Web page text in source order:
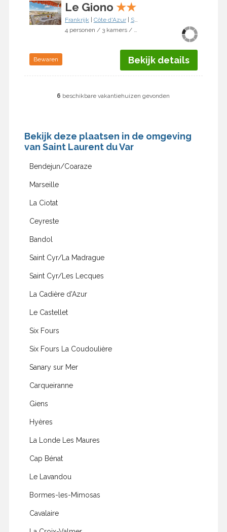
Le Giono ★★
Frankrijk Côte d'Azur| Saint Laurent du Var
4 personen / 3 kamers / 2 slaapkamers
Bewaren Bekijk details
6 beschikbare vakantiehuizen gevonden
Bekijk deze plaatsen in de omgeving
van Saint Laurent du Var
Bendejun/Coaraze
Marseille
La Ciotat
Ceyreste
Bandol
Saint Cyr/La Madrague
Saint Cyr/Les Lecques
La Cadière d'Azur
Le Castellet
Six Fours
Six Fours La Coudoulière
Sanary sur Mer
Carqueiranne
Giens
Hyères
La Londe Les Maures
Cap Bénat
Le Lavandou
Bormes-les-Mimosas
Cavalaire